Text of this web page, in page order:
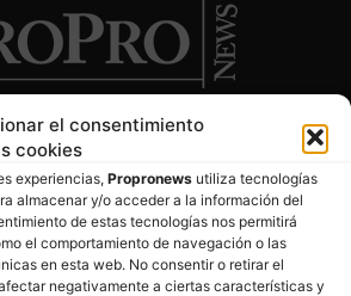
el consentimiento
cookies
experiencias, Propronewsutiliza tecnologías
almacenar y/o acceder a la información del
de estas tecnologías nos permitirá
el comportamiento de navegación o las
en esta web. No consentir o retirar el
negativamente a ciertas características y
NOSOTROS
Pagador- Subdirectora: Rosa Puch
Pagador Otero - Wikipedia